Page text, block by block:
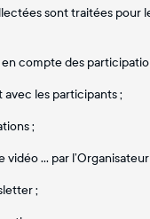
sont traitées pour
compte des
les participants ;
;
vidéo … par l’Organisateur
;